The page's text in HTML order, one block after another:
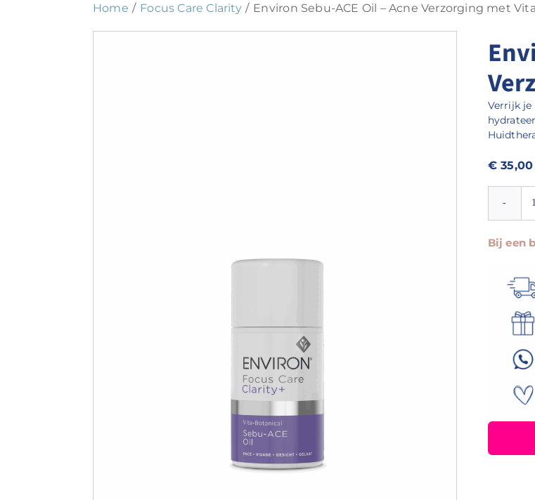
Home Focus Care Clarity Environ Sebu-ACE Oil – Acne Verzorging met
Verrijk je
€35,00
Bij een